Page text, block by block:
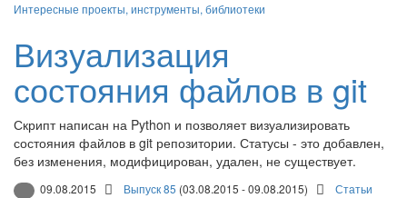
Интересные проекты, инструменты, библиотеки
Визуализация
состояния файлов в git
Скрипт написан на Python и позволяет визуализировать
состояния файлов в git репозитории. Статусы - это добавлен,
без изменения, модифицирован, удален, не существует.
09.08.2015 Выпуск 85 (03.08.2015 - 09.08.2015) Статьи